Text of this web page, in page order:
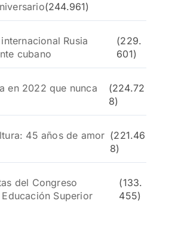
(244.961)
Rusia
cubano
(229.
601)
en 2022 que nunca
(224.72
8)
45 años de amor (221.46
8)
del Congreso
Superior
(133.
455)